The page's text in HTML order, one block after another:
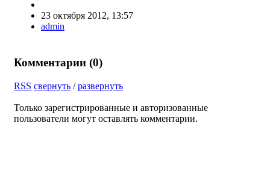
23 октября 2012, 13:57
admin
Комментарии (0)
RSS свернуть /развернуть
Только зарегистрированные и авторизованные
пользователи могут оставлять комментарии.